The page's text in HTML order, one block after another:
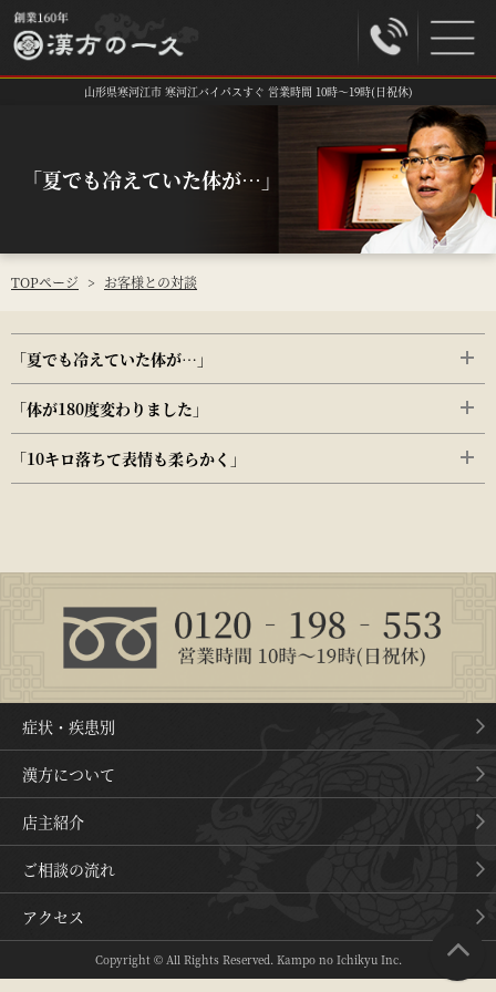
山形県寒河江市 寒河江バイパスすぐ 営業時間 10時～19時(日祝休)
「夏でも冷えていた体が…」
TOPページ > お客様との対談
「夏でも冷えていた体が…」
「体が180度変わりました」
「10キロ落ちて表情も柔らかく」
症状・疾患別
漢方について
店主紹介
ご相談の流れ
アクセス
Copyright © All Rights Reserved. Kampo no Ichikyu Inc.